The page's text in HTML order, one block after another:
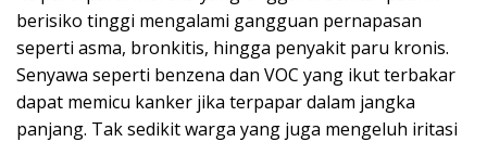
berisiko tinggi mengalami gangguan pernapasan
seperti asma, bronkitis, hingga penyakit paru kronis.
Senyawa seperti benzena dan VOC yang ikut terbakar
dapat memicu kanker jika terpapar dalam jangka
panjang. Tak sedikit warga yang juga mengeluh iritasi